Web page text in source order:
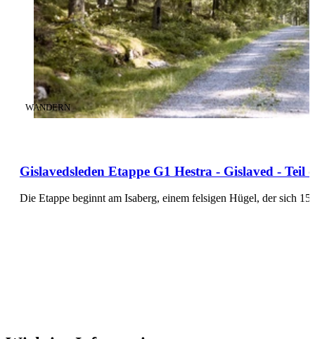
Gislavedsleden Etappe G1 Hestra - Gislaved - Teil
KATEGORIE:
WANDERN
Die Etappe beginnt am Isaberg, einem felsigen Hügel, der sich